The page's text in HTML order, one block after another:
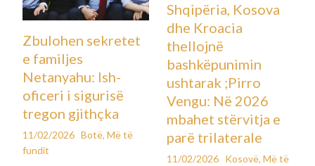
Zbulohen sekretet
e familjes
Netanyahu: Ish-
oficeri i sigurisë
tregon gjithçka
11/02/2026 Botë,Më të
fundit
Shqipëria, Kosova
dhe Kroacia
thellojnë
bashkëpunimin
ushtarak ;Pirro
Vengu: Në 2026
mbahet stërvitja e
parë trilaterale
11/02/2026 Kosovë, Më të